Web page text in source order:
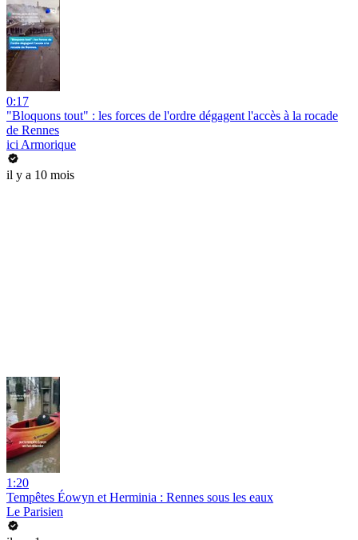
0:17
"Bloquons tout" : les forces de l'ordre dégagent l'accès à la rocade
de Rennes
ici Armorique
il y a 10 mois
1:20
Tempêtes Éowyn et Herminia : Rennes sous les eaux
Le Parisien